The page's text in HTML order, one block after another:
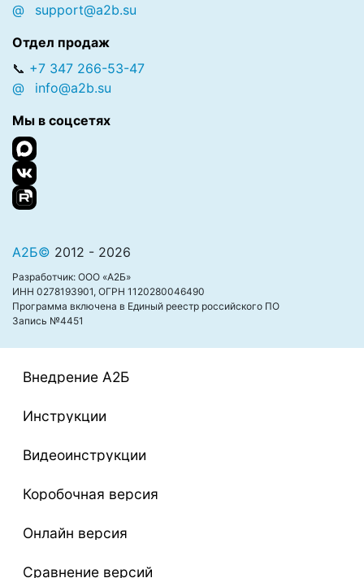
@
support@a2b.su
Отдел продаж
📞 +7 347 266-53-47
@
info@a2b.su
Мы в соцсетях
А2Б© 2012 - 2026
Разработчик: ООО «А2Б»
ИНН 0278193901, ОГРН 1120280046490
Программа включена в Единый реестр российского ПО
Запись №4451
Внедрение А2Б
Инструкции
Видеоинструкции
Коробочная версия
Онлайн версия
Сравнение версий